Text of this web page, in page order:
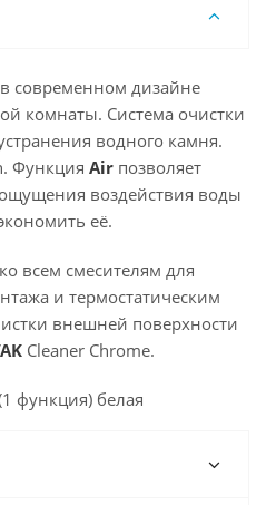
в современном дизайне
комнаты. Система очистки
водного камня.
Функция Air позволяет
воздействия воды
её.
всем смесителям для
и термостатическим
внешней поверхности
Cleaner Chrome.
функция) белая